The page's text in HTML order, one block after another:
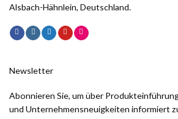
Alsbach-Hähnlein, Deutschland.
Newsletter
Abonnieren Sie, um über
und Unternehmensneuigkeiten informiert